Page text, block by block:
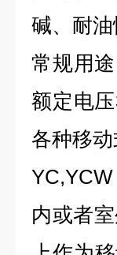
碱、耐油
常规用途
额定电
各种移动
内或者